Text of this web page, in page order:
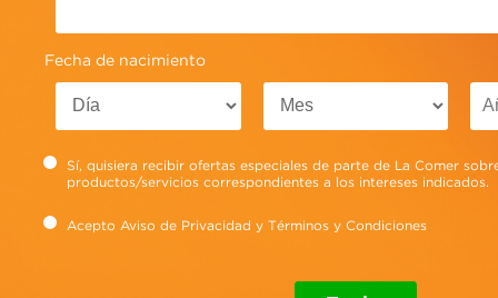
Fecha de nacimiento
Sí, quisiera recibir ofertas especiales de parte de La Comer
productos/servicios correspondientes a los intereses indicados.
Acepto Aviso de Privacidad y Términos y Condiciones